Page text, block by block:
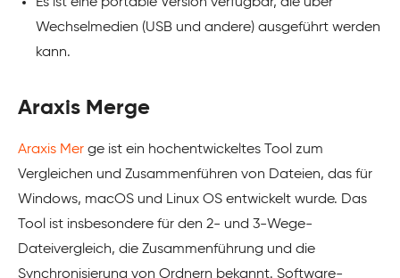
Wechselmedien (USB und andere) ausgeführt werden
kann.
Araxis Merge
Araxis Mer ge ist ein hochentwickeltes Tool zum
Vergleichen und Zusammenführen von Dateien, das für
Windows, macOS und Linux OS entwickelt wurde. Das
Tool ist insbesondere für den 2- und 3-Wege-
Dateivergleich, die Zusammenführung und die
Synchronisierung von Ordnern bekannt. Software-